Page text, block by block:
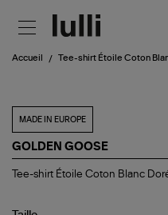
Accueil Tee-shirt Étoile Coton
MADE IN EUROPE
GOLDEN GOOSE
Tee-
Coton
Tee-shirt Étoile Coton Blanc